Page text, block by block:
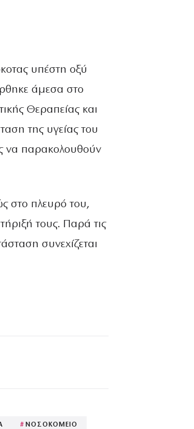
υπέστη οξύ
άμεσα στο
Θεραπείας και
της υγείας του
να παρακολουθούν
στο πλευρό του,
τους. Παρά τις
συνεχίζεται
# ΝΟΣΟΚΟΜΕΙΟ